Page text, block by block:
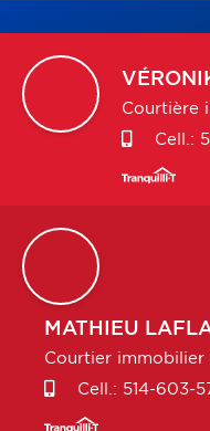
Courtière
Cell.:
MATHIEU
Courtier immobilier
Cell.: 514-603-